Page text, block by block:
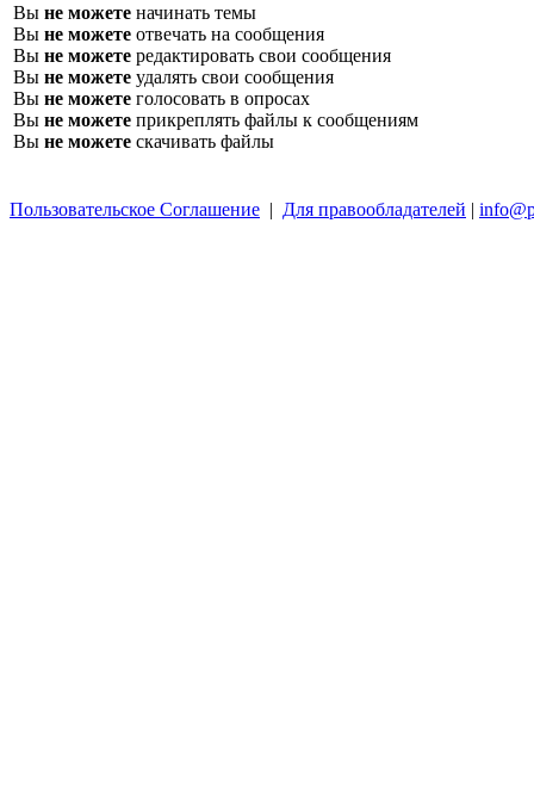
Вы не можете начинать темы
Вы не можете отвечать на сообщения
Вы не можете редактировать свои сообщения
Вы не можете удалять свои сообщения
Вы не можете голосовать в опросах
Вы не можете прикреплять файлы к сообщениям
Вы не можете скачивать файлы
Пользовательское Соглашение | Для правообладателей |